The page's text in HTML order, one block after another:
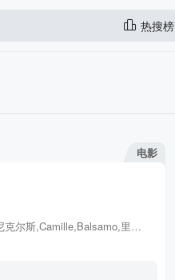
热搜榜
电影
凯莎·卡斯特-休伊斯,兰斯·E·尼克尔斯,Camille,Balsamo,里德·考勒姆斯